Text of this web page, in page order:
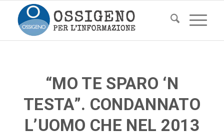
“MO TE SPARO ‘N
TESTA”. CONDANNATO
L’UOMO CHE NEL 2013